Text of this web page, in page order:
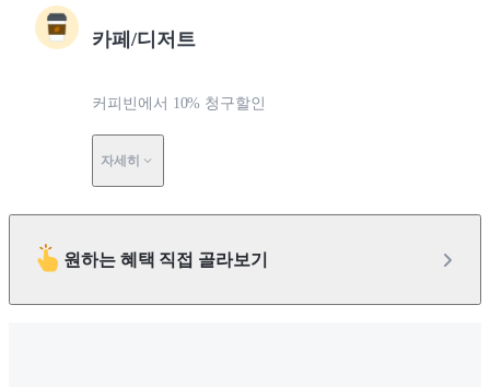
카페/디저트
커피빈에서 10% 청구할인
자세히
원하는 혜택 직접 골라보기